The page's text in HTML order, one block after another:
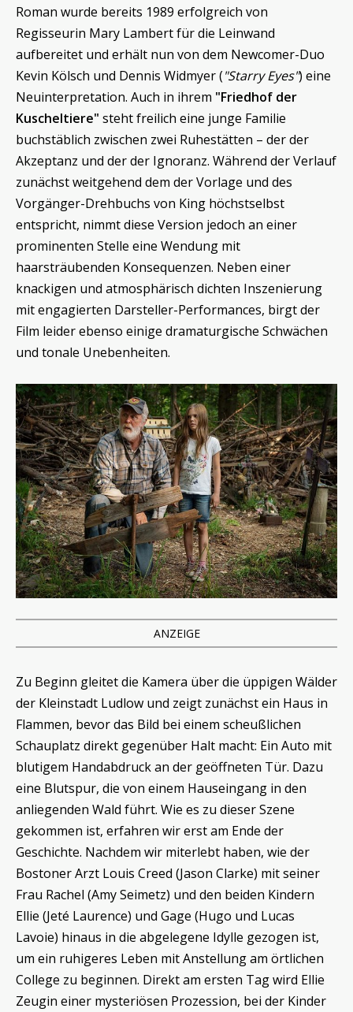
Roman wurde bereits 1989 erfolgreich von
Regisseurin Mary Lambert für die Leinwand
aufbereitet und erhält nun von dem Newcomer-Duo
Kevin Kölsch und Dennis Widmyer ("Starry Eyes") eine
Neuinterpretation. Auch in ihrem "Friedhof der
Kuscheltiere" steht freilich eine junge Familie
buchstäblich zwischen zwei Ruhestätten – der der
Akzeptanz und der der Ignoranz. Während der Verlauf
zunächst weitgehend dem der Vorlage und des
Vorgänger-Drehbuchs von King höchstselbst
entspricht, nimmt diese Version jedoch an einer
prominenten Stelle eine Wendung mit
haarsträubenden Konsequenzen. Neben einer
knackigen und atmosphärisch dichten Inszenierung
mit engagierten Darsteller-Performances, birgt der
Film leider ebenso einige dramaturgische Schwächen
und tonale Unebenheiten.
ANZEIGE
Zu Beginn gleitet die Kamera über die üppigen Wälder
der Kleinstadt Ludlow und zeigt zunächst ein Haus in
Flammen, bevor das Bild bei einem scheußlichen
Schauplatz direkt gegenüber Halt macht: Ein Auto mit
blutigem Handabdruck an der geöffneten Tür. Dazu
eine Blutspur, die von einem Hauseingang in den
anliegenden Wald führt. Wie es zu dieser Szene
gekommen ist, erfahren wir erst am Ende der
Geschichte. Nachdem wir miterlebt haben, wie der
Bostoner Arzt Louis Creed (Jason Clarke) mit seiner
Frau Rachel (Amy Seimetz) und den beiden Kindern
Ellie (Jeté Laurence) und Gage (Hugo und Lucas
Lavoie) hinaus in die abgelegene Idylle gezogen ist,
um ein ruhigeres Leben mit Anstellung am örtlichen
College zu beginnen. Direkt am ersten Tag wird Ellie
Zeugin einer mysteriösen Prozession, bei der Kinder